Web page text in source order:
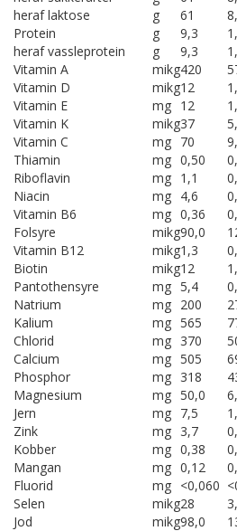
heraf laktose
g 61
Protein
g 9,3
heraf vassleprotein
g 9,3
Vitamin A
mikg420
Vitamin D
mikg12
Vitamin E
mg 12
Vitamin K
mikg37
Vitamin C
mg 70
Thiamin
mg 0,50
Riboflavin
mg 1,1
Niacin
mg 4,6
Vitamin B6
mg 0,36
Folsyre
mikg90,0
Vitamin B12
mikg1,3
Biotin
mikg12
Pantothensyre
mg 5,4
Natrium
mg 200
Kalium
mg 565
Chlorid
mg 370
Calcium
mg 505
Phosphor
mg 318
Magnesium
mg 50,0
Jern
mg 7,5
Zink
mg 3,7
Kobber
mg 0,38
Mangan
mg 0,12
Fluorid
mg <0,060
Selen
mikg28
Jod
mikg98,0